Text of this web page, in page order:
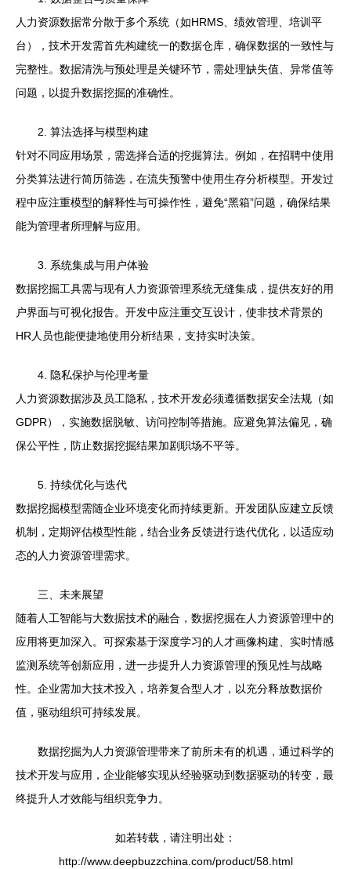
人力资源数据常分散于多个系统（如HRMS、绩效管理、培训平
台），技术开发需首先构建统一的数据仓库，确保数据的一致性与
完整性。数据清洗与预处理是关键环节，需处理缺失值、异常值等
问题，以提升数据挖掘的准确性。
2. 算法选择与模型构建
针对不同应用场景，需选择合适的挖掘算法。例如，在招聘中使用
分类算法进行简历筛选，在流失预警中使用生存分析模型。开发过
程中应注重模型的解释性与可操作性，避免“黑箱”问题，确保结果
能为管理者所理解与应用。
3. 系统集成与用户体验
数据挖掘工具需与现有人力资源管理系统无缝集成，提供友好的用
户界面与可视化报告。开发中应注重交互设计，使非技术背景的
HR人员也能便捷地使用分析结果，支持实时决策。
4. 隐私保护与伦理考量
人力资源数据涉及员工隐私，技术开发必须遵循数据安全法规（如
GDPR），实施数据脱敏、访问控制等措施。应避免算法偏见，确
保公平性，防止数据挖掘结果加剧职场不平等。
5. 持续优化与迭代
数据挖掘模型需随企业环境变化而持续更新。开发团队应建立反馈
机制，定期评估模型性能，结合业务反馈进行迭代优化，以适应动
态的人力资源管理需求。
三、未来展望
随着人工智能与大数据技术的融合，数据挖掘在人力资源管理中的
应用将更加深入。可探索基于深度学习的人才画像构建、实时情感
监测系统等创新应用，进一步提升人力资源管理的预见性与战略
性。企业需加大技术投入，培养复合型人才，以充分释放数据价
值，驱动组织可持续发展。
数据挖掘为人力资源管理带来了前所未有的机遇，通过科学的
技术开发与应用，企业能够实现从经验驱动到数据驱动的转变，最
终提升人才效能与组织竞争力。
如若转载，请注明出处：
http://www.deepbuzzchina.com/product/58.html